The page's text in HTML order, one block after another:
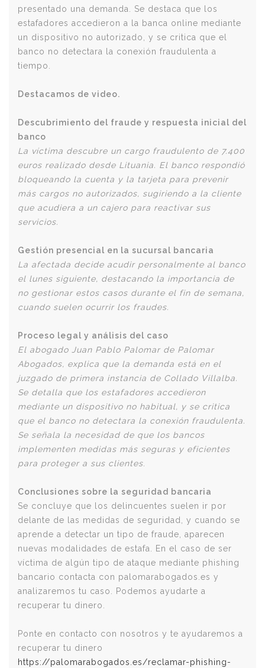
presentado una demanda. Se destaca que los
estafadores accedieron a la banca online mediante
un dispositivo no autorizado, y se critica que el
banco no detectara la conexión fraudulenta a
tiempo.
Destacamos de video.
Descubrimiento del fraude y respuesta inicial del
banco
La víctima descubre un cargo fraudulento de 7.400
euros realizado desde Lituania. El banco respondió
bloqueando la cuenta y la tarjeta para prevenir
más cargos no autorizados, sugiriendo a la cliente
que acudiera a un cajero para reactivar sus
servicios.
Gestión presencial en la sucursal bancaria
La afectada decide acudir personalmente al banco
el lunes siguiente, destacando la importancia de
no gestionar estos casos durante el fin de semana,
cuando suelen ocurrir los fraudes.
Proceso legal y análisis del caso
El abogado Juan Pablo Palomar de Palomar
Abogados, explica que la demanda está en el
juzgado de primera instancia de Collado Villalba.
Se detalla que los estafadores accedieron
mediante un dispositivo no habitual, y se critica
que el banco no detectara la conexión fraudulenta.
Se señala la necesidad de que los bancos
implementen medidas más seguras y eficientes
para proteger a sus clientes.
Conclusiones sobre la seguridad bancaria
Se concluye que los delincuentes suelen ir por
delante de las medidas de seguridad, y cuando se
aprende a detectar un tipo de fraude, aparecen
nuevas modalidades de estafa. En el caso de ser
víctima de algún tipo de ataque mediante phishing
bancario contacta con palomarabogados.es y
analizaremos tu caso. Podemos ayudarte a
recuperar tu dinero.
Ponte en contacto con nosotros y te ayudaremos a
recuperar tu dinero
https://palomarabogados.es/reclamar-phishing-